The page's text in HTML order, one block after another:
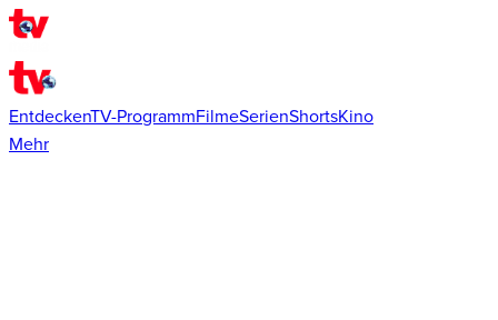
EntdeckenTV-ProgrammFilmeSerienShortsKino
Mehr